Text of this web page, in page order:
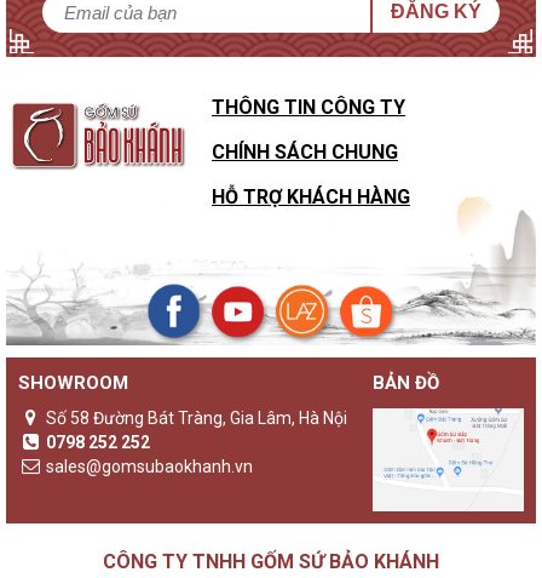
ĐĂNG KÝ
THÔNG TIN CÔNG TY
CHÍNH SÁCH CHUNG
HỖ TRỢ KHÁCH HÀNG
SHOWROOM
Số 58 Đường Bát Tràng, Gia Lâm, Hà Nội
0798 252 252
sales@gomsubaokhanh.vn
BẢN ĐỒ
CÔNG TY TNHH GỐM SỨ BẢO KHÁNH